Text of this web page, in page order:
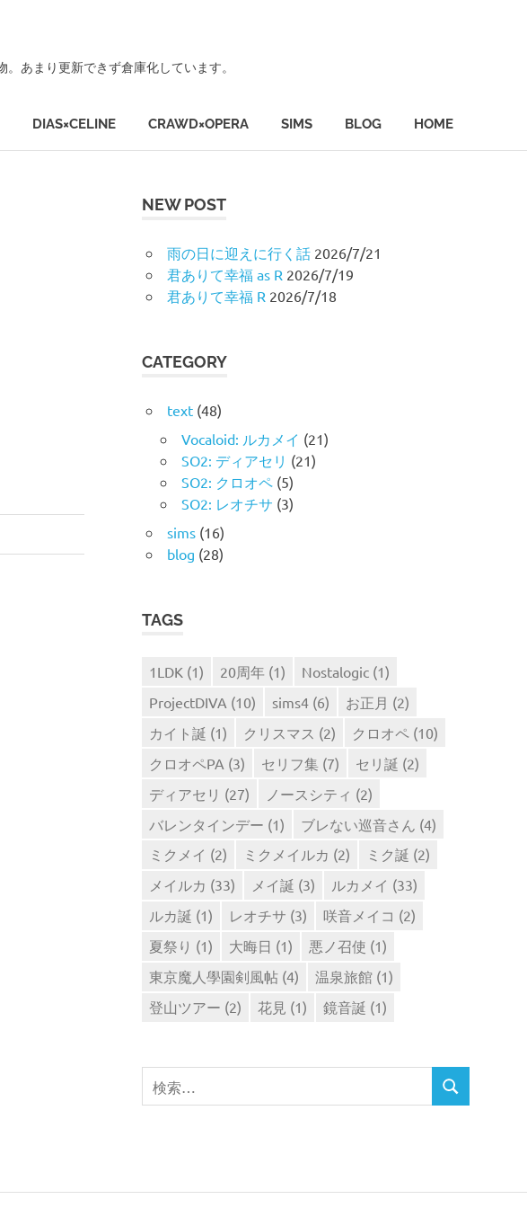
あまり更新できず倉庫化しています。
DIAS×CELINE CRAWD×OPERA SIMS BLOG HOME
NEW POST
雨の日に迎えに行く話 2026/7/21
君ありて幸福 as R 2026/7/19
君ありて幸福 R 2026/7/18
CATEGORY
text (48)
Vocaloid: ルカメイ (21)
SO2: ディアセリ (21)
SO2: クロオペ (5)
SO2: レオチサ (3)
sims (16)
blog (28)
TAGS
1LDK (1) 20周年 (1) Nostalogic (1)
ProjectDIVA (10) sims4 (6) お正月 (2)
カイト誕 (1) クリスマス (2) クロオペ (10)
クロオペPA (3) セリフ集 (7) セリ誕 (2)
ディアセリ (27) ノースシティ (2)
バレンタインデー (1) ブレない巡音さん (4)
ミクメイ (2) ミクメイルカ (2) ミク誕 (2)
メイルカ (33) メイ誕 (3) ルカメイ (33)
ルカ誕 (1) レオチサ (3) 咲音メイコ (2)
夏祭り (1) 大晦日 (1) 悪ノ召使 (1)
東京魔人學園剣風帖 (4) 温泉旅館 (1)
登山ツアー (2) 花見 (1) 鏡音誕 (1)
検
索
検